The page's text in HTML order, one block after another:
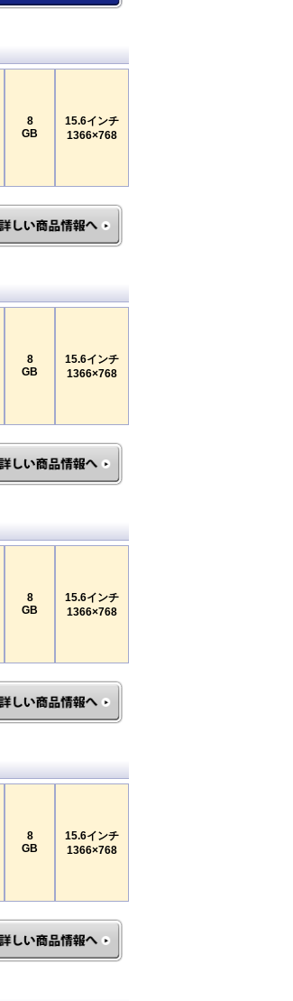
8
GB
15.6インチ
1366×768
8
GB
15.6インチ
1366×768
8
GB
15.6インチ
1366×768
8
GB
15.6インチ
1366×768